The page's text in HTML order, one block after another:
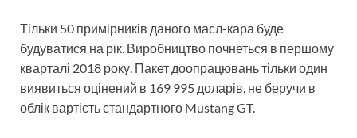
Тільки 50 примірників даного масл-кара буде
будуватися на рік. Виробництво почнеться в першому
кварталі 2018 року. Пакет доопрацювань тільки один
виявиться оцінений в 169 995 доларів, не беручи в
облік вартість стандартного Mustang GT.